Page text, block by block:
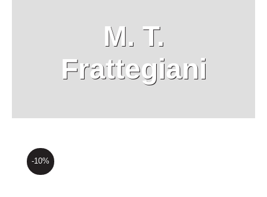
O Firmie
Kontakt
M. T.
Frattegiani
-10%